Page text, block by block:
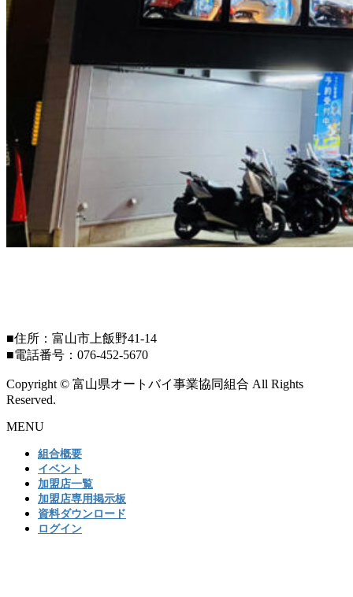
■住所：富山市上飯野41-14
■電話番号：076-452-5670
Copyright © 富山県オートバイ事業協同組合 All Rights
Reserved.
MENU
組合概要
イベント
加盟店一覧
加盟店専用掲示板
資料ダウンロード
ログイン